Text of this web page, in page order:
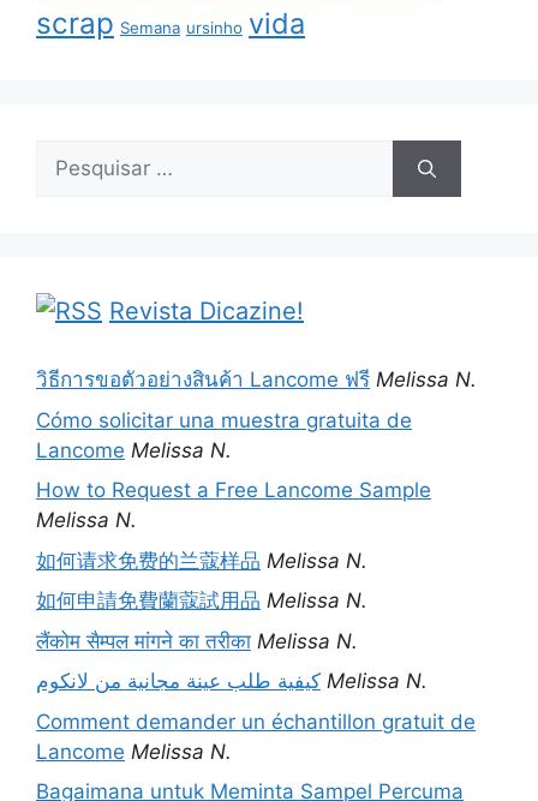
scrap Semana ursinho vida
Pesquisar
Revista Dicazine!
วิธีการขอตัวอย่างสินค้า Lancome ฟรี Melissa N.
Cómo solicitar una muestra gratuita de
Lancome Melissa N.
How to Request a Free Lancome Sample
Melissa N.
如何请求免费的兰蔻样品 Melissa N.
如何申請免費蘭蔻試用品 Melissa N.
लैंकोम सैम्पल मांगने का तरीका Melissa N.
كيفية طلب عينة مجانية من لانكوم Melissa N.
Comment demander un échantillon gratuit de
Lancome Melissa N.
Bagaimana untuk Meminta Sampel Percuma